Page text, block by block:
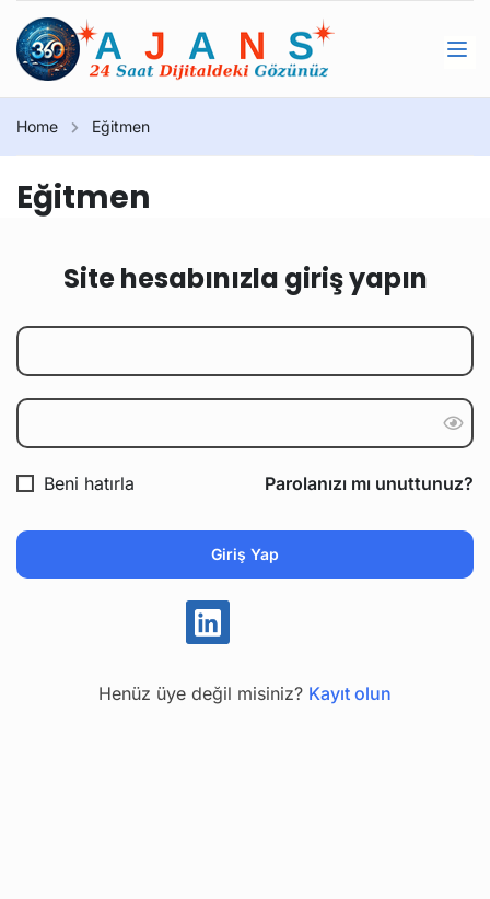
Home Eğitmen
Eğitmen
Site hesabınızla giriş yapın
Parolanızı mı unuttunuz?
Beni hatırla
Henüz üye değil misiniz? Kayıt olun